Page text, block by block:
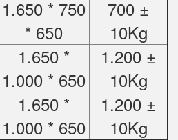
1.650 * 750
* 650
700 ±
10Kg
1.650 *
1.000 * 650
1.200 ±
10Kg
1.650 *
1.000 * 650
1.200 ±
10Kg